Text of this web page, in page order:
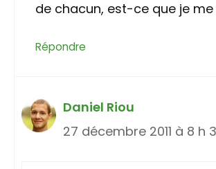
de chacun, est-ce que je
Répondre
Daniel Riou
27 décembre 2011 à 8 h